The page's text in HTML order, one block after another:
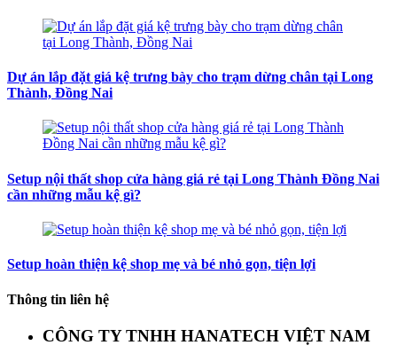
Dự án lắp đặt giá kệ trưng bày cho trạm dừng chân tại Long
Thành, Đồng Nai
Setup nội thất shop cửa hàng giá rẻ tại Long Thành Đồng Nai
cần những mẫu kệ gì?
Setup hoàn thiện kệ shop mẹ và bé nhỏ gọn, tiện lợi
Thông tin liên hệ
CÔNG TY TNHH HANATECH VIỆT NAM